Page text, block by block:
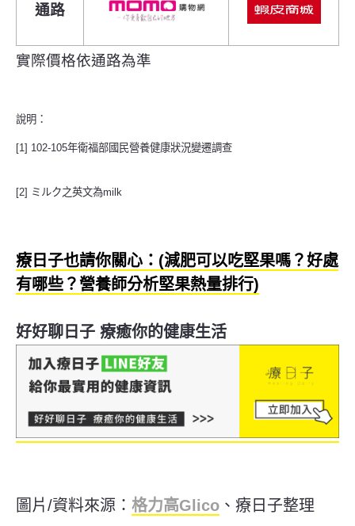
通路
實際價格依通路為準
說明：
[1] 102-105年衛福部國民營養健康狀況變遷調查
[2] ミルク之英文為milk
療日子也請你關心：(減肥可以吃堅果嗎？好處
有哪些？營養師分析堅果熱量排行)
好好聊日子 療癒你的健康生活
圖片/資料來源： 格力高Glico 、療日子整理